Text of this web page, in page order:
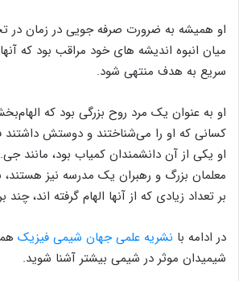
او همیشه به ضرورت صرفه جویی در زمان در
میان انبوه اندیشه های خود مراقب بود که
سریع به هدف منتهی شود.
او به عنوان یک مرد روح بزرگی بود که
کسانی که او را می‌شناختند و دوستش
او یکی از آن دانشمندان کمیاب بود، مانند
معلمان بزرگ و رهبران یک مدرسه نیز هستند،
بر تعداد زیادی که از آنها الهام گرفته اند، چند
در ادامه با نشریه علمی جهان شیمی فیزیک
شیمیدان موثر در شیمی بیشتر آشنا شوید.